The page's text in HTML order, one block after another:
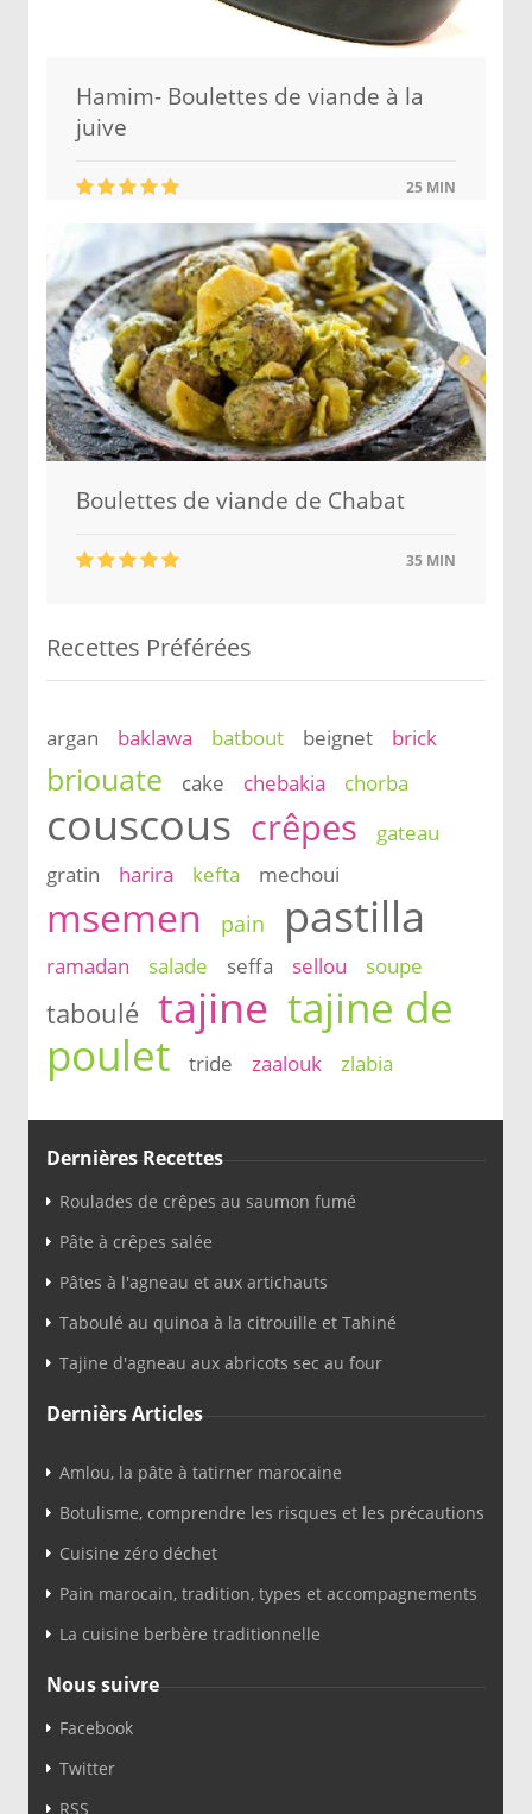
Hamim- Boulettes de viande à la
juive
25 MIN
Boulettes de viande de Chabat
35 MIN
Recettes Préférées
argan baklawa batbout beignet brick
briouate cake chebakia chorba
couscous crêpes
gateau
gratin
harira kefta mechoui
msemen pain pastilla
ramadan salade seffa sellou soupe
taboulé tajine tajine de
poulet
tride zaalouk zlabia
Dernières Recettes
Roulades de crêpes au saumon fumé
Pâte à crêpes salée
Pâtes à l'agneau et aux artichauts
Taboulé au quinoa à la citrouille et Tahiné
Tajine d'agneau aux abricots sec au four
Dernièrs Articles
Amlou, la pâte à tatirner marocaine
Botulisme, comprendre les risques et les précautions
Cuisine zéro déchet
Pain marocain, tradition, types et accompagnements
La cuisine berbère traditionnelle
Nous suivre
Facebook
Twitter
RSS